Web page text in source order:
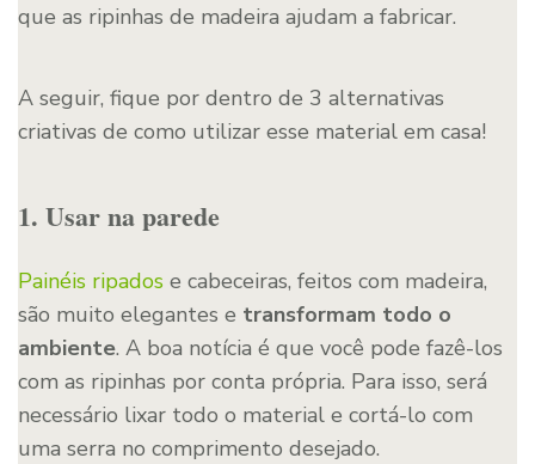
que as ripinhas de madeira ajudam a fabricar.
A seguir, fique por dentro de 3 alternativas
criativas de como utilizar esse material em casa!
1. Usar na parede
Painéis ripados e cabeceiras, feitos com madeira,
são muito elegantes e transformam todo o
ambiente. A boa notícia é que você pode fazê-los
com as ripinhas por conta própria. Para isso, será
necessário lixar todo o material e cortá-lo com
uma serra no comprimento desejado.